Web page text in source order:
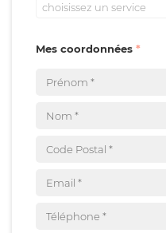
choisissez un service
Mes coordonnées